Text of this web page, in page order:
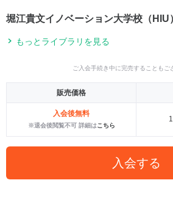
堀江貴文イノベーション大学校（HIU
もっとライブラリを見る
ご入会手続き中に完売することもご
販売価格
入会後無料
※退会後閲覧不可 詳細はこちら
入会する